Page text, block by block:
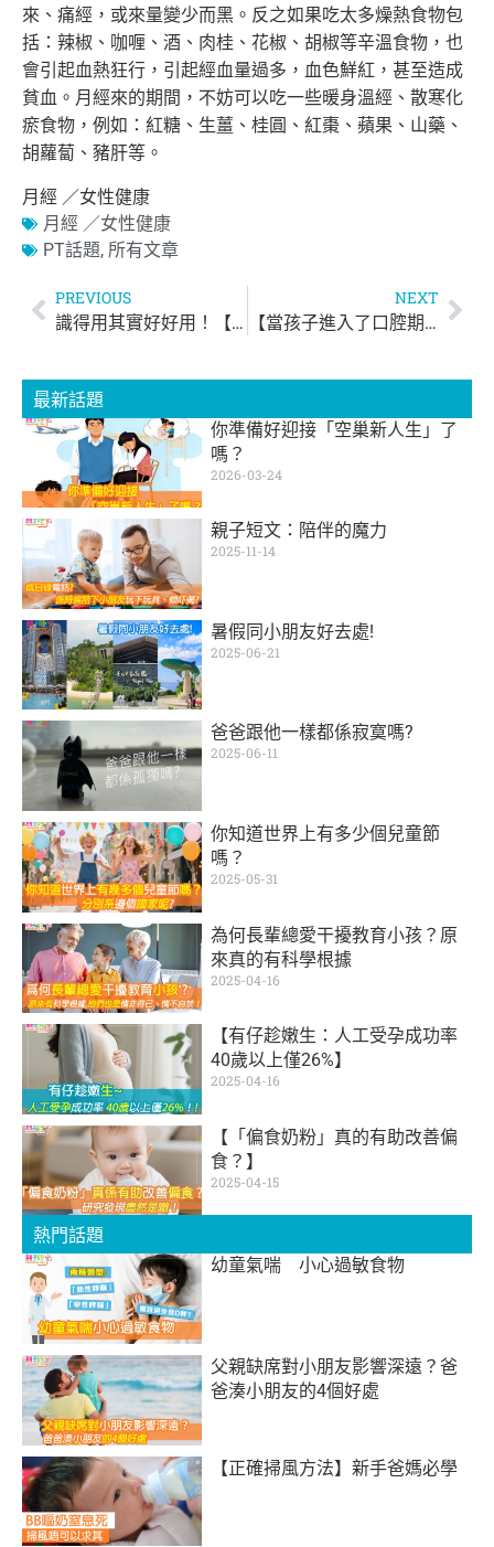
來、痛經， 或來量變少而黑。反之如果吃太多燥熱食物包
括：辣椒、咖喱、酒、 肉桂、花椒、胡椒等辛溫食物，也
會引起血熱狂行， 引起經血量過多，血色鮮紅，甚至造成
貧血。月經來的期間， 不妨可以吃一些暖身溫經、散寒化
瘀食物，例如：紅糖、生薑、 桂圓、紅棗、蘋果、山藥、
胡蘿蔔、豬肝等。
月經 ／女性健康
月經 ／女性健康
PT話題, 所有文章
PREVIOUS
識得用其實好好用！【柔軟消臭、經濟實惠！梳打粉洗衣術】
NEXT
【當孩子進入了口腔期】
最新話題
你準備好迎接「空巢新人生」了
嗎？
2026-03-24
親子短文：陪伴的魔力
2025-11-14
暑假同小朋友好去處!
2025-06-21
爸爸跟他一樣都係寂寞嗎?
2025-06-11
你知道世界上有多少個兒童節
嗎？
2025-05-31
為何長輩總愛干擾教育小孩？原
來真的有科學根據
2025-04-16
【有仔趁嫩生：人工受孕成功率
40歲以上僅26%】
2025-04-16
【「偏食奶粉」真的有助改善偏
食？】
2025-04-15
熱門話題
幼童氣喘 小心過敏食物
父親缺席對小朋友影響深遠？爸
爸湊小朋友的4個好處
【正確掃風方法】新手爸媽必學